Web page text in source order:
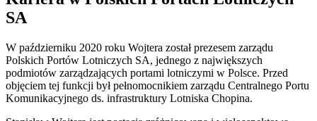
SA
W październiku 2020 roku Wojtera został prezesem zarządu
Polskich Portów Lotniczych SA, jednego z największych
podmiotów zarządzających portami lotniczymi w Polsce. Przed
objęciem tej funkcji był pełnomocnikiem zarządu Centralnego Portu
Komunikacyjnego ds. infrastruktury Lotniska Chopina.